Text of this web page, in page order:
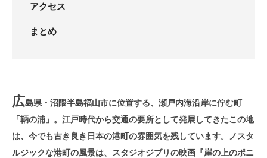
アクセス
まとめ
広島県・沼隈半島福山市に位置する、瀬戸内海沿岸に佇む町
「鞆の浦」。江戸時代から交通の要所として発展してきたこの地
は、今でも古き良き日本の港町の雰囲気を残しています。ノスタ
ルジックな港町の風景は、スタジオジブリの映画『崖の上のポニ